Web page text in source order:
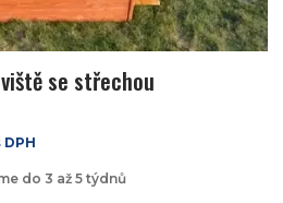
se střechou
DPH
do 3 až 5 týdnů